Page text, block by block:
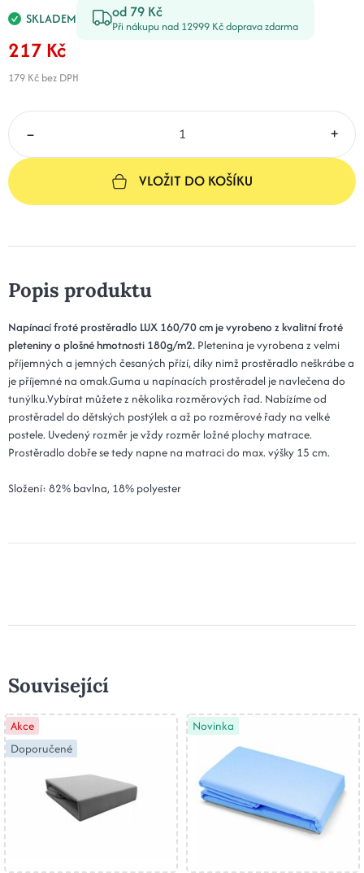
SKLADEM od 79 Kč
Při nákupu nad 12999 Kč doprava zdarma
217 Kč
179 Kč bez DPH
– +
VLOŽIT DO KOŠÍKU
Popis produktu
Napínací froté prostěradlo LUX 160/70 cm je vyrobeno z kvalitní froté
pleteniny o plošné hmotnosti 180g/m2. Pletenina je vyrobena z velmi
příjemných a jemných česaných přízí, díky nimž prostěradlo neškrábe a
je příjemné na omak.Guma u napínacích prostěradel je navlečena do
tunýlku.Vybírat můžete z několika rozměrových řad. Nabízíme od
prostěradel do dětských postýlek a až po rozměrové řady na velké
postele. Uvedený rozměr je vždy rozměr ložné plochy matrace.
Prostěradlo dobře se tedy napne na matraci do max. výšky 15 cm.
Složení: 82% bavlna, 18% polyester
Související
Akce
Doporučené
Novinka